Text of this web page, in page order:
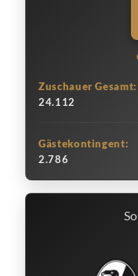
Zuschauer Gesamt:
24.112
Gästekontingent:
2.786